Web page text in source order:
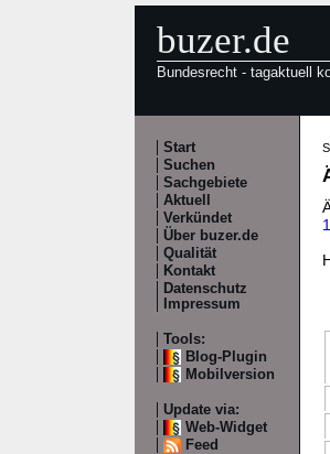
buzer.de
Bundesrecht - tagaktuell
Start
Suchen
Sachgebiete
Aktuell
Verkündet
Über buzer.de
Qualität
Kontakt
Datenschutz
Impressum
Tools:
Blog-Plugin
Mobilversion
Update via:
Web-Widget
Feed